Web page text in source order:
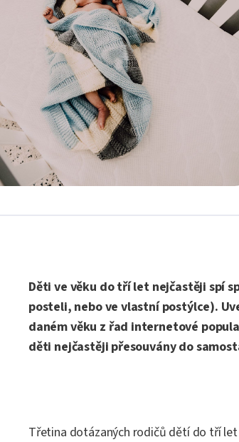
Děti ve věku do tří let nejčastěji spí
posteli, nebo ve vlastní postýlce).
daném věku z řad internetové
děti nejčastěji přesouvány do
Třetina dotázaných rodičů dětí do tří let